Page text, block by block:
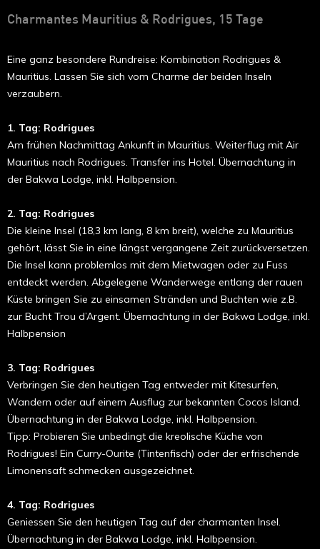
Charmantes Mauritius & Rodrigues, 15 Tage
Eine ganz besondere Rundreise: Kombination Rodrigues &
Mauritius. Lassen Sie sich vom Charme der beiden Inseln
verzaubern.
1. Tag: Rodrigues
Am frühen Nachmittag Ankunft in Mauritius. Weiterflug mit Air
Mauritius nach Rodrigues. Transfer ins Hotel. Übernachtung in
der Bakwa Lodge, inkl. Halbpension.
2. Tag: Rodrigues
Die kleine Insel (18,3 km lang, 8 km breit), welche zu Mauritius
gehört, lässt Sie in eine längst vergangene Zeit zurückversetzen.
Die Insel kann problemlos mit dem Mietwagen oder zu Fuss
entdeckt werden. Abgelegene Wanderwege entlang der rauen
Küste bringen Sie zu einsamen Stränden und Buchten wie z.B.
zur Bucht Trou d’Argent. Übernachtung in der Bakwa Lodge, inkl.
Halbpension
3. Tag: Rodrigues
Verbringen Sie den heutigen Tag entweder mit Kitesurfen,
Wandern oder auf einem Ausflug zur bekannten Cocos Island.
Übernachtung in der Bakwa Lodge, inkl. Halbpension.
Tipp: Probieren Sie unbedingt die kreolische Küche von
Rodrigues! Ein Curry-Ourite (Tintenfisch) oder der erfrischende
Limonensaft schmecken ausgezeichnet.
4. Tag: Rodrigues
Geniessen Sie den heutigen Tag auf der charmanten Insel.
Übernachtung in der Bakwa Lodge, inkl. Halbpension.